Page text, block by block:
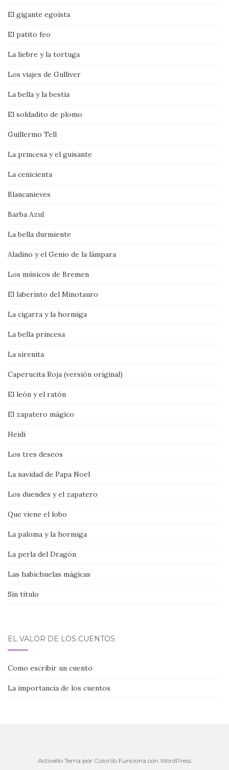
El gigante egoísta
El patito feo
La liebre y la tortuga
Los viajes de Gulliver
La bella y la bestia
El soldadito de plomo
Guillermo Tell
La princesa y el guisante
La cenicienta
Blancanieves
Barba Azul
La bella durmiente
Aladino y el Genio de la lámpara
Los músicos de Bremen
El laberinto del Minotauro
La cigarra y la hormiga
La bella princesa
La sirenita
Caperucita Roja (versión original)
El león y el ratón
El zapatero mágico
Heidi
Los tres deseos
La navidad de Papa Noel
Los duendes y el zapatero
Que viene el lobo
La paloma y la hormiga
La perla del Dragón
Las habichuelas mágicas
Sin título
EL VALOR DE LOS CUENTOS
Como escribir un cuento
La importancia de los cuentos
Activello Tema por Colorlib Funciona con WordPress